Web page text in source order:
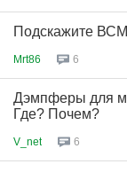
Подскажите
Mrt86 6
Дэмпферы для
Где? Почем?
V_net 6